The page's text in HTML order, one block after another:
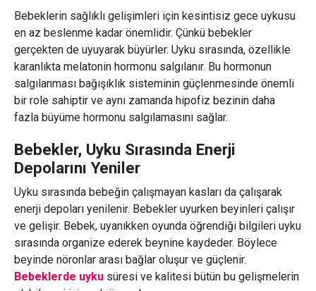
Bebeklerin sağlıklı gelişimleri için kesintisiz gece uykusu
en az beslenme kadar önemlidir. Çünkü bebekler
gerçekten de uyuyarak büyürler. Uyku sırasında, özellikle
karanlıkta melatonin hormonu salgılanır. Bu hormonun
salgılanması bağışıklık sisteminin güçlenmesinde önemli
bir role sahiptir ve aynı zamanda hipofiz bezinin daha
fazla büyüme hormonu salgılamasını sağlar.
Bebekler, Uyku Sırasında Enerji
Depolarını Yeniler
Uyku sırasında bebeğin çalışmayan kasları da çalışarak
enerji depoları yenilenir. Bebekler uyurken beyinleri çalışır
ve gelişir. Bebek, uyanıkken oyunda öğrendiği bilgileri uyku
sırasında organize ederek beynine kaydeder. Böylece
beyinde nöronlar arası bağlar oluşur ve güçlenir.
Bebeklerde uyku süresi ve kalitesi bütün bu gelişmelerin